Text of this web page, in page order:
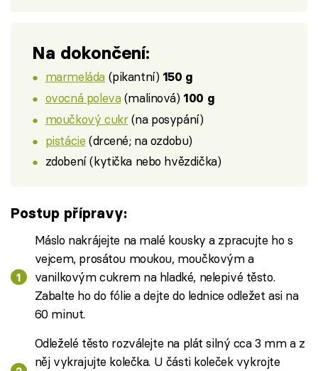
Na dokončení:
marmeláda(pikantní) 150 g
ovocná poleva(malinová) 100 g
moučkový cukr(na posypání)
pistácie (drcené; na ozdobu)
zdobení (kytička nebo hvězdička)
Postup přípravy:
Máslo nakrájejte na malé kousky a zpracujte ho s
vejcem, prosátou moukou, moučkovým a
vanilkovým cukrem na hladké, nelepivé těsto.
Zabalte ho do fólie a dejte do lednice odležet asi na
60 minut.
Odleželé těsto rozválejte na plát silný cca 3 mm a z
něj vykrajujte kolečka. U části koleček vykrojte